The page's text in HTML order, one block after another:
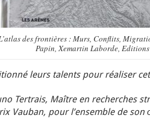
des frontières : Murs, Conflits,
Papin, Xemartin Laborde,
leurs talents pour réaliser
Tertrais, Maître en recherches
Vauban, pour l’ensemble de son